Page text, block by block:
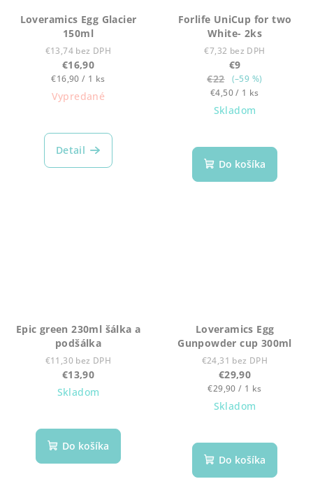
Loveramics Egg Glacier
150ml
€13,74 bez DPH
€16,90
Jednotková
cena:
€16,90 / 1 ks
Vypredané
Detail
Forlife UniCup for two
White- 2ks
€7,32 bez DPH
€9
€22
(–59 %)
Jednotková
cena:
€4,50 / 1 ks
Skladom
Do košíka
Epic green 230ml šálka a
podšálka
€11,30 bez DPH
€13,90
Skladom
Do košíka
Loveramics Egg
Gunpowder cup 300ml
€24,31 bez DPH
€29,90
Jednotková
cena:
€29,90 / 1 ks
Skladom
Do košíka